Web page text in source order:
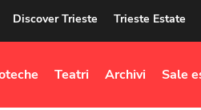
Discover Trieste Trieste Estate
Teatri Archivi Sale